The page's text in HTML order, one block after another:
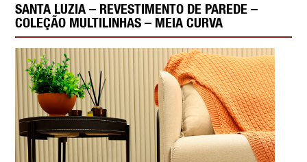
SANTA LUZIA – REVESTIMENTO DE PAREDE –
COLEÇÃO MULTILINHAS – MEIA CURVA